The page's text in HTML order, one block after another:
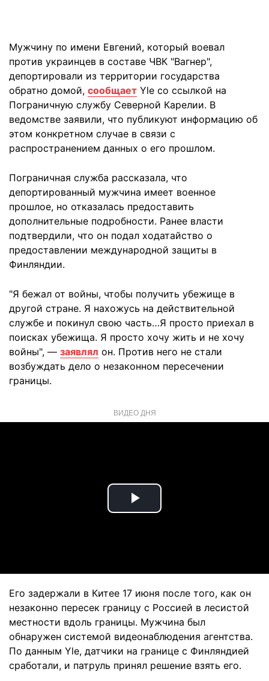
Мужчину по имени Евгений, который воевал
против украинцев в составе ЧВК "Вагнер",
депортировали из территории государства
обратно домой, сообщает Yle со ссылкой на
Пограничную службу Северной Карелии. В
ведомстве заявили, что публикуют информацию об
этом конкретном случае в связи с
распространением данных о его прошлом.
Пограничная служба рассказала, что
депортированный мужчина имеет военное
прошлое, но отказалась предоставить
дополнительные подробности. Ранее власти
подтвердили, что он подал ходатайство о
предоставлении международной защиты в
Финляндии.
"Я бежал от войны, чтобы получить убежище в
другой стране. Я нахожусь на действительной
службе и покинул свою часть…Я просто приехал в
поисках убежища. Я просто хочу жить и не хочу
войны", — заявлял он. Против него не стали
возбуждать дело о незаконном пересечении
границы.
ВИДЕО ДНЯ
Play
Его задержали в Китее 17 июня после того, как он
незаконно пересек границу с Россией в лесистой
местности вдоль границы. Мужчина был
обнаружен системой видеонаблюдения агентства.
По данным Yle, датчики на границе с Финляндией
сработали, и патруль принял решение взять его.